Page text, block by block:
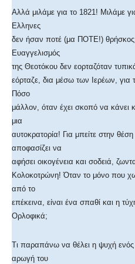
Αλλά μιλάμε για το 1821! Μιλάμε
Ελληνες
δεν ήσαν ποτέ (μα ΠΟΤΕ!) θρήσκος
Ευαγγελισμός
της Θεοτόκου δεν εορταζόταν
εόρταζε, δια μέσω των Ιερέων, για
Πόσο
μάλλον, όταν έχει σκοπό να κάνει
μια
αυτοκρατορία! Για μπείτε στην
αποφασίζει να
αφήσει οικογένεια και σοδειά,
Κολοκοτρώνη! Όταν το μόνο που
από το
επέκεινα, είναι ένα σπαθί και η
Ορλοφικά;
Τι παραπάνω να θέλει η ψυχή
αρωγή του